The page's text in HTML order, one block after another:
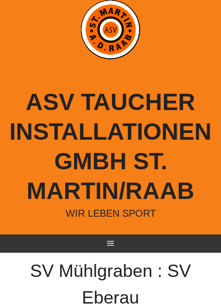
ASV TAUCHER
INSTALLATIONEN
GMBH ST.
MARTIN/RAAB
WIR LEBEN SPORT
SV Mühlgraben : SV
Eberau